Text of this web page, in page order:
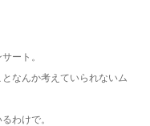
ート。
なんか考えていられないム
わけで。